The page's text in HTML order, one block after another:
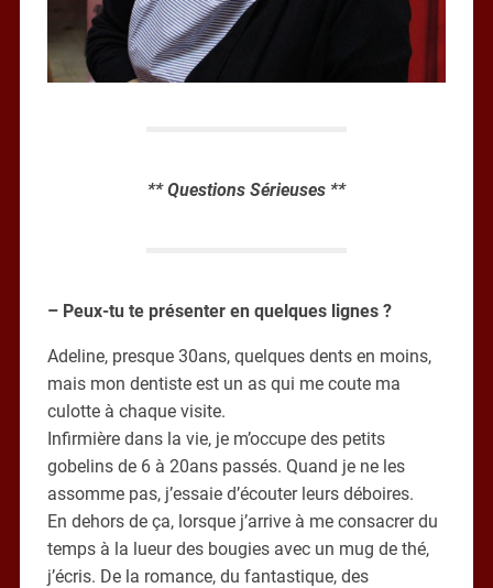
** Questions Sérieuses **
– Peux-tu te présenter en quelques lignes ?
Adeline, presque 30ans, quelques dents en moins,
mais mon dentiste est un as qui me coute ma
culotte à chaque visite.
Infirmière dans la vie, je m’occupe des petits
gobelins de 6 à 20ans passés. Quand je ne les
assomme pas, j’essaie d’écouter leurs déboires.
En dehors de ça, lorsque j’arrive à me consacrer du
temps à la lueur des bougies avec un mug de thé,
j’écris. De la romance, du fantastique, des